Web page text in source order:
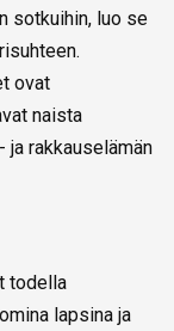
sotkuihin, luo se
ovat
naista
ja rakkauselämän
todella
lapsina ja